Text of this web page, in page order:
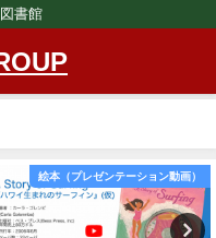
書館
絵本（プレゼンテーション動画）